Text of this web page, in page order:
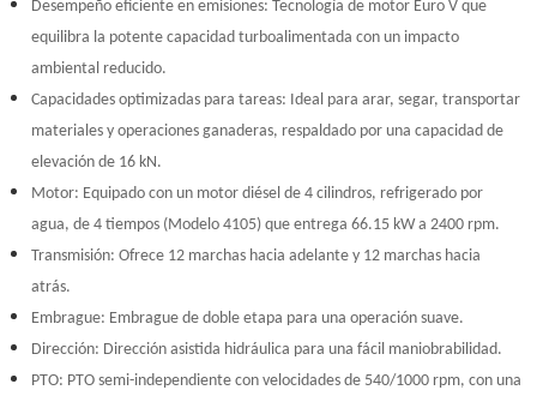
Desempeño eficiente en emisiones: Tecnología de motor Euro V que
equilibra la potente capacidad turboalimentada con un impacto
ambiental reducido.
Capacidades optimizadas para tareas: Ideal para arar, segar, transportar
materiales y operaciones ganaderas, respaldado por una capacidad de
elevación de 16 kN.
Motor: Equipado con un motor diésel de 4 cilindros, refrigerado por
agua, de 4 tiempos (Modelo 4105) que entrega 66.15 kW a 2400 rpm.
Transmisión: Ofrece 12 marchas hacia adelante y 12 marchas hacia
atrás.
Embrague: Embrague de doble etapa para una operación suave.
Dirección: Dirección asistida hidráulica para una fácil maniobrabilidad.
PTO: PTO semi-independiente con velocidades de 540/1000 rpm, con una